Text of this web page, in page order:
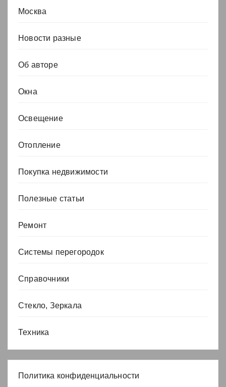
Москва
Новости разные
Об авторе
Окна
Освещение
Отопление
Покупка недвижимости
Полезные статьи
Ремонт
Системы перегородок
Справочники
Стекло, Зеркала
Техника
Политика конфиденциальности